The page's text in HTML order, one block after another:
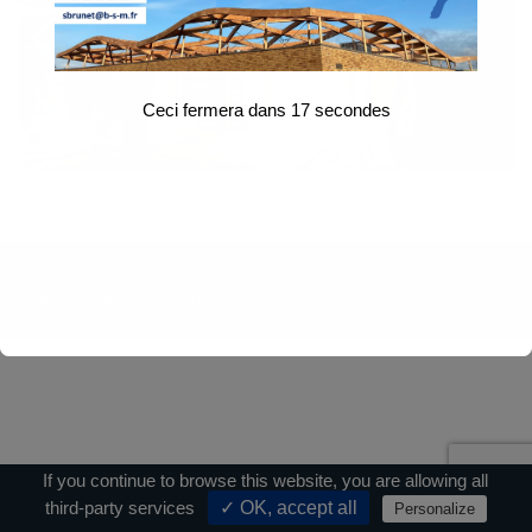
Ceci fermera dans 17secondes
If you continue to browse this website, you are allowing all
third-party services
✓ OK, accept all Personalize